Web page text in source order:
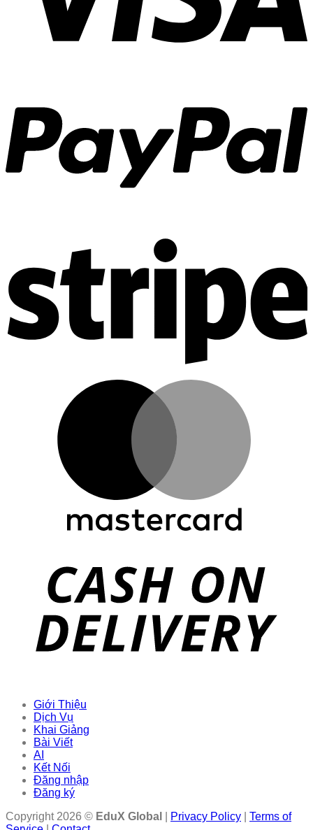
Giới Thiệu
Dịch Vụ
Khai Giảng
Bài Viết
AI
Kết Nối
Đăng nhập
Đăng ký
Copyright 2026 © EduX Global Privacy Policy
Terms of